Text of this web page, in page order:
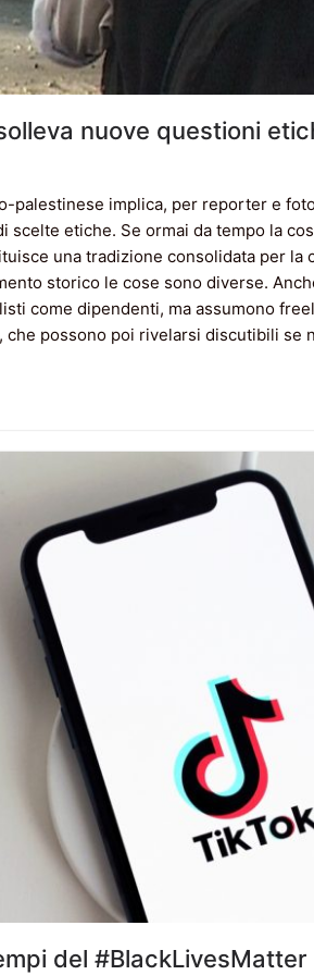
nuove questioni
palestinese implica, per reporter e
scelte etiche. Se ormai da tempo la
una tradizione consolidata per la
storico le cose sono diverse.
come dipendenti, ma assumono
possono poi rivelarsi discutibili se
del #BlackLivesMatter